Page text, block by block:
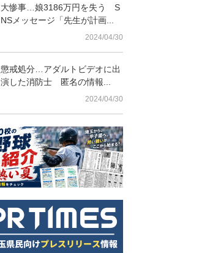
大惨事…娘3186万円を失う S
NSメッセージ「先生が計画...
2024/04/30
懲戒処分…アダルトビデオに出
演した消防士 匿名の情報...
2024/04/30